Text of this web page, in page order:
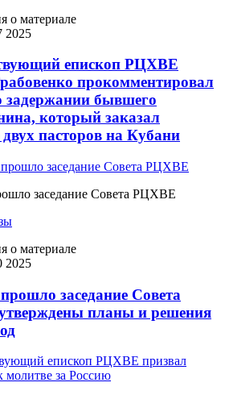
о материале
2025
епископ РЦХВЕ
прокомментировал
задержании бывшего
который заказал
двух пасторов на Кубани
заседание Совета РЦХВЕ
о материале
2025
заседание Совета
планы и решения